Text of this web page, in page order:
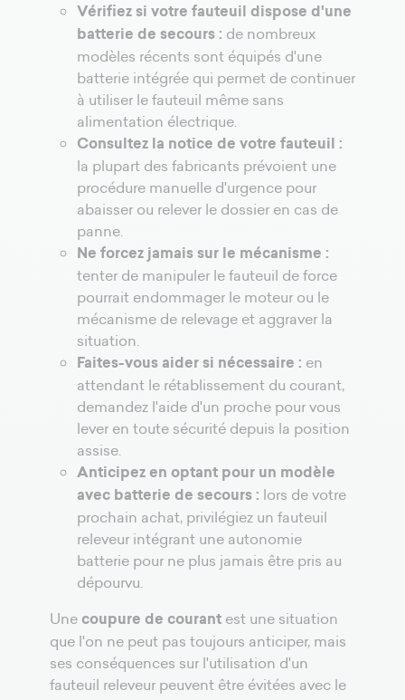
Vérifiez si votre fauteuil dispose d'une
batterie de secours : de nombreux
modèles récents sont équipés d'une
batterie intégrée qui permet de continuer
à utiliser le fauteuil même sans
alimentation électrique.
Consultez la notice de votre fauteuil :
la plupart des fabricants prévoient une
procédure manuelle d'urgence pour
abaisser ou relever le dossier en cas de
panne.
Ne forcez jamais sur le mécanisme :
tenter de manipuler le fauteuil de force
pourrait endommager le moteur ou le
mécanisme de relevage et aggraver la
situation.
Faites-vous aider si nécessaire : en
attendant le rétablissement du courant,
demandez l'aide d'un proche pour vous
lever en toute sécurité depuis la position
assise.
Anticipez en optant pour un modèle
avec batterie de secours : lors de votre
prochain achat, privilégiez un fauteuil
releveur intégrant une autonomie
batterie pour ne plus jamais être pris au
dépourvu.
Unecoupure de courant est une situation
que l'on ne peut pas toujours anticiper, mais
ses conséquences sur l'utilisation d'un
fauteuil releveur peuvent être évitées avec le